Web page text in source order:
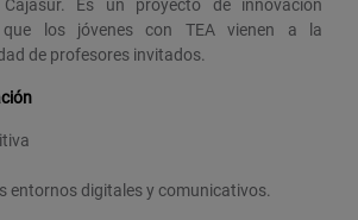
Es un proyecto de innovación
los jóvenes con TEA vienen a la
de profesores invitados.
entornos digitales y comunicativos.